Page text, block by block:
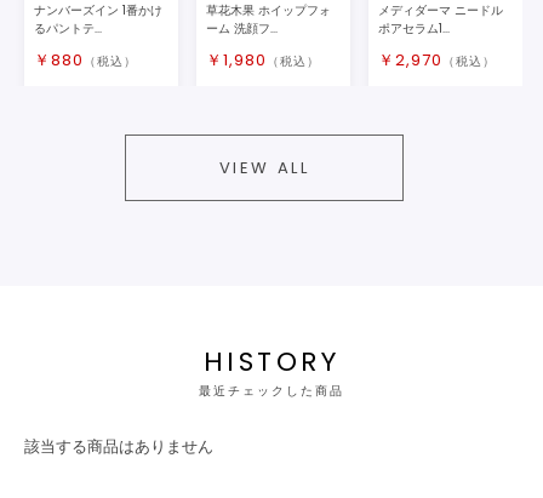
ナンバーズイン 1番かけ
るパントテ...
￥ 880 （税込）
草花木果 ホイップフォ
ーム 洗顔フ...
￥ 1,980 （税込）
メディダーマ ニードル
ポアセラム1...
￥ 2,970 （税込）
VIEW ALL
HISTORY
最近チェックした商品
該当する商品はありません